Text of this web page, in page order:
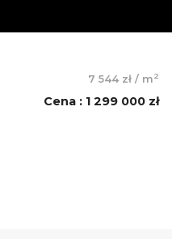
7 544 zł / m2
Cena : 1 299 000 zł